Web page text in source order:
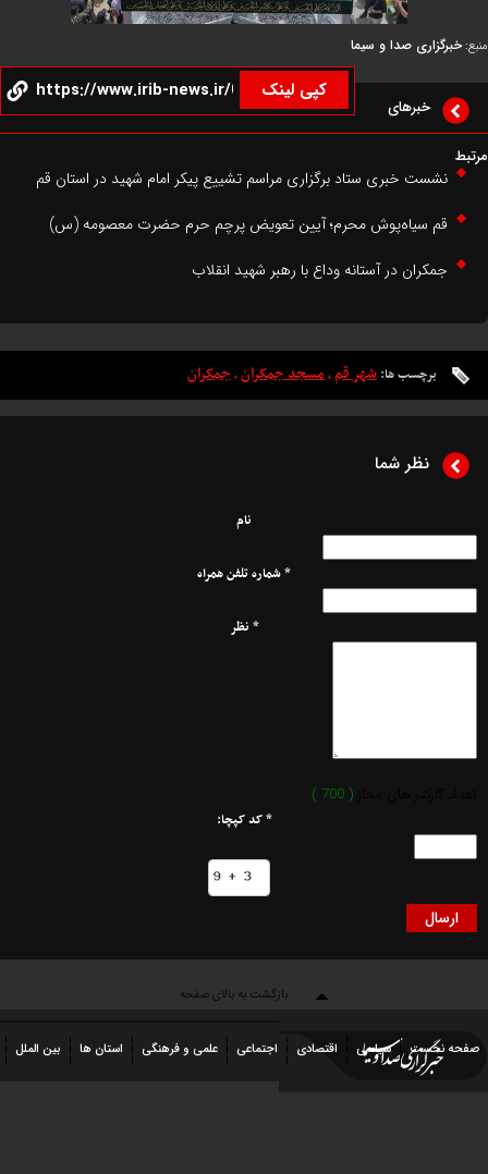
صدا و سیما
کپی لینک
خبرهای
خبری ستاد برگزاری مراسم تشییع پیکر امام شهید در استان قم
سیاه‌پوش محرم؛ آیین تعویض پرچم حرم حضرت معصومه (س)
در آستانه وداع با رهبر شهید انقلاب
برچسب ها:شهر قم ،مسجد جمکران،جمکران
نظر شما
* شماره تلفن همراه
* کد کپچا:
بازگشت به بالای صفحه
سیاسی اقتصادی اجتماعی علمی و فرهنگی استان ها بین الملل